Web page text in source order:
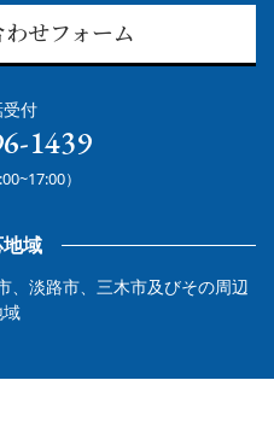
せフォーム
受付
1439
）
域
、淡路市、三木市及びその周辺